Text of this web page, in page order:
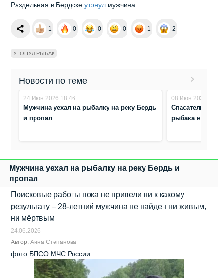
Раздельная в Бердскеутонул мужчина.
1 0 0 0 1 2
УТОНУЛ РЫБАК
Новости по теме
24.Июн.2026 18:46
Мужчина уехал на рыбалку на реку Бердь
и пропал
08.Июн.2026
Спасатели
рыбака в
Мужчина уехал на рыбалку на реку Бердь и
пропал
Поисковые работы пока не привели ни к какому
результату – 28-летний мужчина не найден ни живым,
ни мёртвым
24.06.2026
Автор:Анна Степанова
фото БПСО МЧС России